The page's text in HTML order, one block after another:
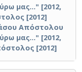
μας..." [2012,
[2012]
Απόστολου
μας..." [2012,
[2012]